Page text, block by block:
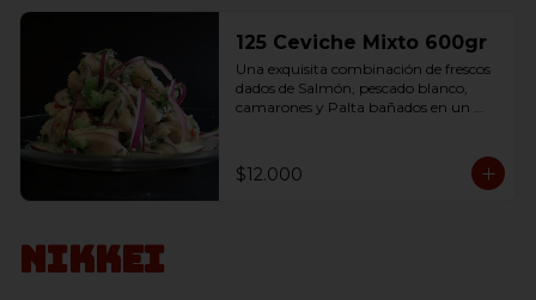
125 Ceviche Mixto 600gr
Una exquisita combinación de frescos
dados de Salmón, pescado blanco,
camarones y Palta bañados en un
$12.000
Nikkei